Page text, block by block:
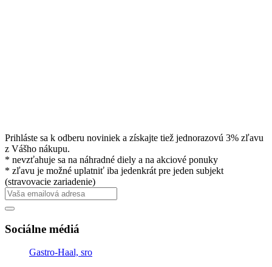
Prihláste sa k odberu noviniek a získajte tiež jednorazovú 3% zľavu
z Vášho nákupu.
* nevzťahuje sa na náhradné diely a na akciové ponuky
* zľavu je možné uplatniť iba jedenkrát pre jeden subjekt
(stravovacie zariadenie)
Sociálne médiá
Gastro-Haal, sro